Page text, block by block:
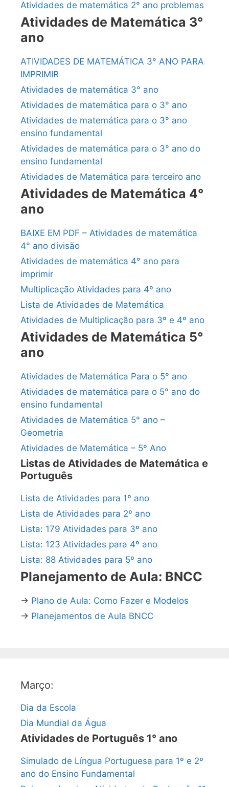
Atividades de matemática 2° ano problemas
Atividades de Matemática 3°
ano
ATIVIDADES DE MATEMÁTICA 3° ANO PARA
IMPRIMIR
Atividades de matemática 3° ano
Atividades de matemática para o 3° ano
Atividades de matemática para o 3° ano
ensino fundamental
Atividades de matemática para o 3° ano do
ensino fundamental
Atividades de Matemática para terceiro ano
Atividades de Matemática 4°
ano
BAIXE EM PDF – Atividades de matemática
4° ano divisão
Atividades de matemática 4° ano para
imprimir
Multiplicação Atividades para 4º ano
Lista de Atividades de Matemática
Atividades de Multiplicação para 3º e 4º ano
Atividades de Matemática 5°
ano
Atividades de Matemática Para o 5° ano
Atividades de matemática para o 5° ano do
ensino fundamental
Atividades de Matemática 5° ano –
Geometria
Atividades de Matemática – 5º Ano
Listas de Atividades de Matemática e
Português
Lista de Atividades para 1º ano
Lista de Atividades para 2º ano
Lista: 179 Atividades para 3º ano
Lista: 123 Atividades para 4º ano
Lista: 88 Atividades para 5º ano
Planejamento de Aula: BNCC
→ Plano de Aula: Como Fazer e Modelos
→ Planejamentos de Aula BNCC
Março:
Dia da Escola
Dia Mundial da Água
Atividades de Português 1° ano
Simulado de Língua Portuguesa para 1º e 2º
ano do Ensino Fundamental